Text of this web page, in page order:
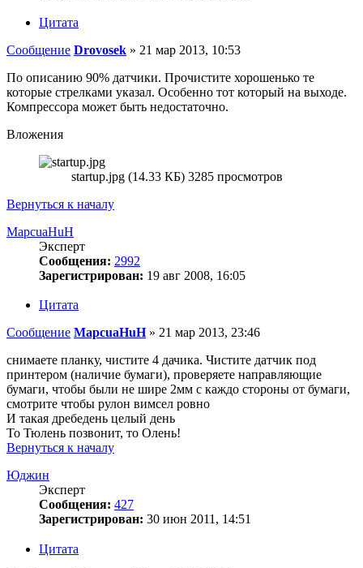
Цитата
Сообщение Drovosek » 21 мар 2013, 10:53
По описанию 90% датчики. Прочистите хорошенько те
которые стрелками указал. Особенно тот который на выходе.
Компрессора может быть недостаточно.
Вложения
startup.jpg (14.33 КБ) 3285 просмотров
Вернуться к началу
MapcuaHuH
Эксперт
Сообщения: 2992
Зарегистрирован: 19 авг 2008, 16:05
Цитата
Сообщение MapcuaHuH» 21 мар 2013, 23:46
снимаете планку, чистите 4 дачика. Чистите датчик под
принтером (наличие бумаги), проверяете направляющие
бумаги, чтобы были не шире 2мм с каждо стороны от бумаги,
смотрите чтобы рулон вимсел ровно
И такая дребедень целый день
То Тюлень позвонит, то Олень!
Вернуться к началу
Юджин
Эксперт
Сообщения: 427
Зарегистрирован: 30 июн 2011, 14:51
Цитата